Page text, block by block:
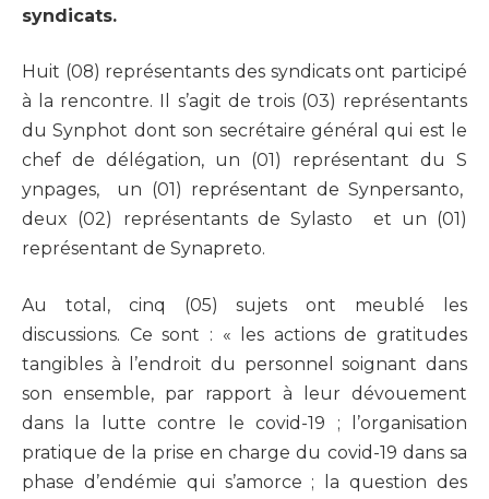
syndicats.
Huit (08) représentants des syndicats ont participé
à la rencontre. Il s’agit de trois (03) représentants
du Synphot dont son secrétaire général qui est le
chef de délégation, un (01) représentant du S​
ynpages, un (01) représentant de Synpersanto,​
deux (02) représentants de Sylasto ​ et un (01)
représentant de Synapreto.
Au total, cinq (05) sujets ont meublé les
discussions. Ce sont : « les actions de gratitudes
tangibles à l’endroit du personnel soignant dans
son ensemble, par rapport à leur dévouement
dans la lutte contre le covid-19 ; l’organisation
pratique de la prise en charge du covid-19 dans sa
phase d’endémie qui s’amorce ; la question des